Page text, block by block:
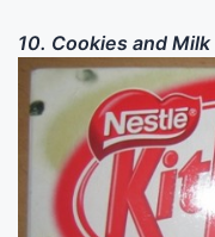
10. Cookies and Milk